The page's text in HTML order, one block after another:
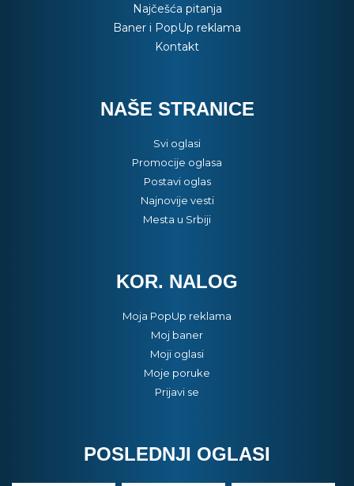
Najčešća pitanja
Baner i PopUp reklama
Kontakt
NAŠE STRANICE
Svi oglasi
Promocije oglasa
Postavi oglas
Najnovije vesti
Mesta u Srbiji
KOR. NALOG
Moja PopUp reklama
Moj baner
Moji oglasi
Moje poruke
Prijavi se
POSLEDNJI OGLASI